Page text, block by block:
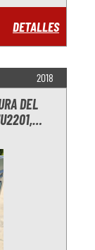
DETALLES
2018
DEL